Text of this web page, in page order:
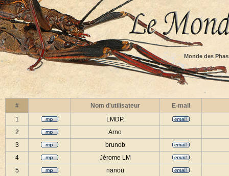
Monde des
# Nom d'utilisateur
E-mail
1
LMDP.
2
Arno
3
brunob
4
Jérome LM
5
nanou